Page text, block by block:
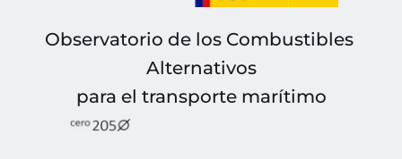
Observatorio de los Combustibles
Alternativos
para el transporte marítimo